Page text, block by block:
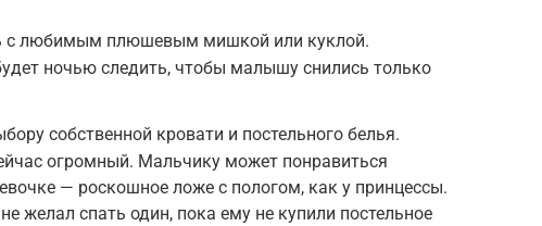
с любимым плюшевым мишкой или куклой.
ночью следить, чтобы малышу снились только
собственной кровати и постельного белья.
огромный. Мальчику может понравиться
— роскошное ложе с пологом, как у принцессы.
желал спать один, пока ему не купили постельное